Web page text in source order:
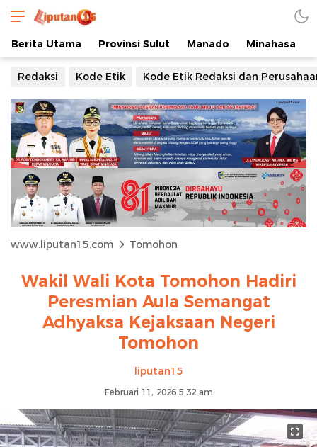
Berita Utama Provinsi Sulut Manado Minahasa
Redaksi Kode Etik Kode Etik Redaksi dan
www.liputan15.com Tomohon
Wakil Wali Kota Tomohon Hadiri
Peresmian Aula Semangat
Adhyaksa Kejaksaan Negeri
Tomohon
liputan15
Februari 11, 2026 5:32 am